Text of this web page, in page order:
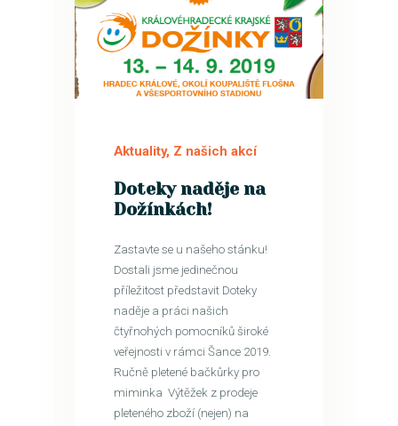
Aktuality, Z našich akcí
Doteky naděje na
Dožínkách!
Zastavte se u našeho stánku!
Dostali jsme jedinečnou
příležitost představit Doteky
naděje a práci našich
čtyřnohých pomocníků široké
veřejnosti v rámci Šance 2019.
Ručně pletené bačkůrky pro
miminka Výtěžek z prodeje
pleteného zboží (nejen) na